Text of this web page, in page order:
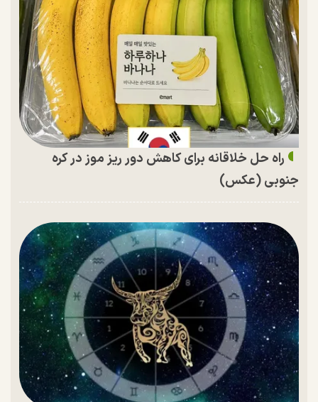
راه حل خلاقانه برای کاهش دور ریز موز در کره
جنوبی (عکس)